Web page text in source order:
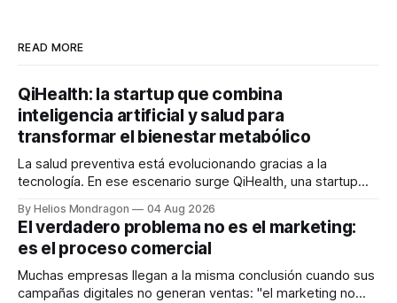
READ MORE
QiHealth: la startup que combina
inteligencia artificial y salud para
transformar el bienestar metabólico
La salud preventiva está evolucionando gracias a la
tecnología. En ese escenario surge QiHealth, una startup
dispositivos inteligentes, inteligencia artificial y monitoreo
en tiempo real para ayudar a las personas a tomar mejores
decisiones sobre su salud metabólica. Su propuesta busca
responder
By Helios Mondragon 04 Aug 2026
El verdadero problema no es el marketing:
es el proceso comercial
Muchas empresas llegan a la misma conclusión cuando sus
campañas digitales no generan ventas: "el marketing no